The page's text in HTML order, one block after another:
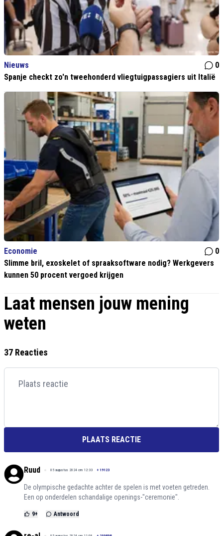
Nieuws
0
Spanje checkt zo'n tweehonderd vliegtuigpassagiers uit Italië
Economie
0
Slimme bril, exoskelet of spraaksoftware nodig? Werkgevers
kunnen 50 procent vergoed krijgen
Laat mensen jouw mening
weten
37 Reacties
PLAATS REACTIE
Ruud 05 augustus 2024 om 12:33 + 19123
De olympische gedachte achter de spelen is met voeten getreden.
Een op onderdelen schandalige openings-"ceremonie".
9+ Antwoord